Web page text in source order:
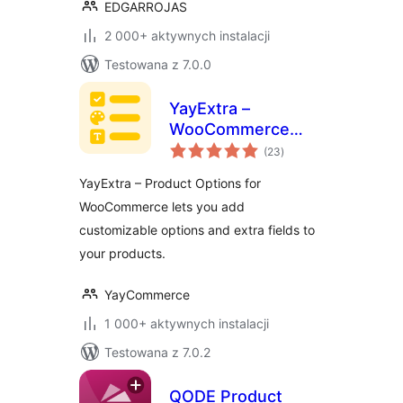
EDGARROJAS
2 000+ aktywnych instalacji
Testowana z 7.0.0
YayExtra –
WooCommerce
Extra Product
(23wszystkich
ocen
)
YayExtra – Product Options for
WooCommerce lets you add
customizable options and extra fields to
your products.
YayCommerce
1 000+ aktywnych instalacji
Testowana z 7.0.2
QODE Product